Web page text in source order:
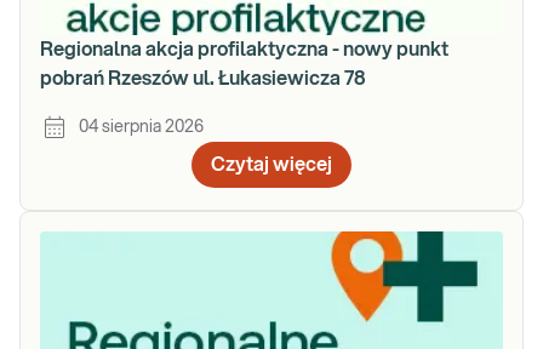
Regionalna akcja profilaktyczna - nowy punkt
pobrań Rzeszów ul. Łukasiewicza 78
04 sierpnia 2026
Czytaj więcej